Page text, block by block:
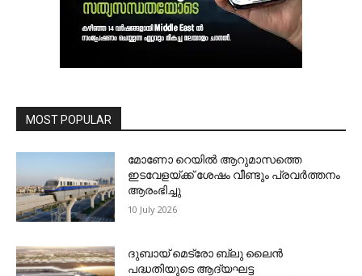
MOST POPULAR
മോണോ റെയില്‍ ആറുമാസത്തെ
ഇടവേളയ്ക്ക് ശേഷം വീണ്ടും പ്രവര്‍ത്തനം
ആരംഭിച്ചു
10 July 2026
ദുബായ് മെട്രോ ബ്ലു ലൈന്‍
പദ്ധതിയുടെ ആദ്യഘട്ട